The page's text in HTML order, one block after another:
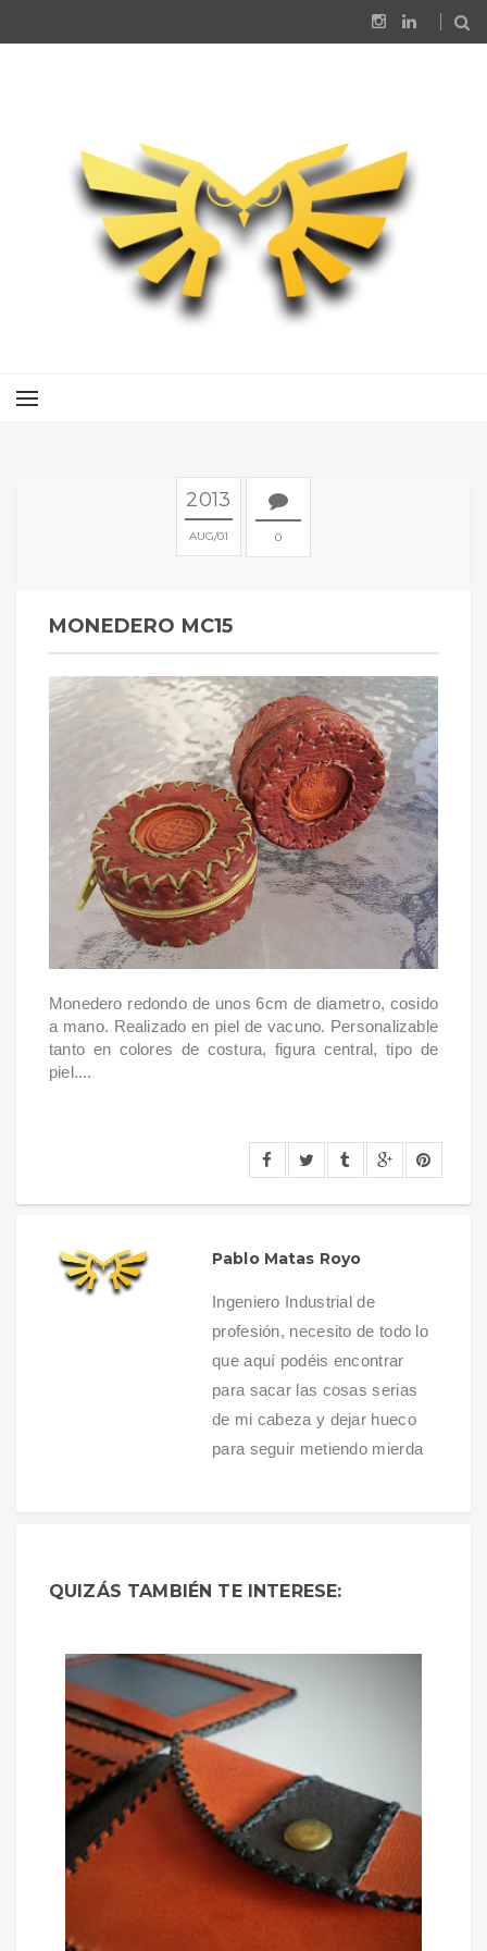
2013
AUG 01 0
MONEDERO MC15
Monedero redondo de unos 6cm de diametro, cosido
a mano. Realizado en piel de vacuno. Personalizable
tanto en colores de costura, figura central, tipo de
piel....
Pablo Matas Royo
Ingeniero Industrial de
profesión, necesito de todo lo
que aquí podéis encontrar
para sacar las cosas serias
de mi cabeza y dejar hueco
para seguir metiendo mierda
QUIZÁS TAMBIÉN TE INTERESE: